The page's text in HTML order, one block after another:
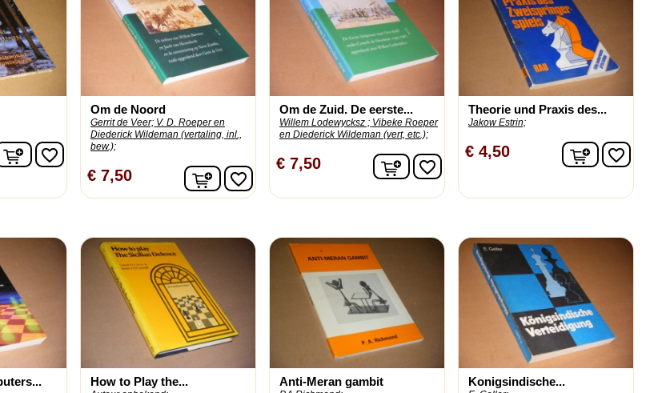
In winkelwagen
favorite_border
Om de Noord
Gerrit de Veer; V. D. Roeper en
Diederick Wildeman (vertaling, inl.,
bew.);
€ 7,50 In winkelwagen
favorite_border
Om de Zuid. De eerste...
Willem Lodewycksz ; Vibeke Roeper
en Diederick Wildeman (vert, etc.);
€ 7,50 In winkelwagen
favorite_border
Theorie und Praxis des...
Jakow Estrin;
€ 4,50 Infavorite_border
How to Play the... Anti-Meran gambit Konigsindische...